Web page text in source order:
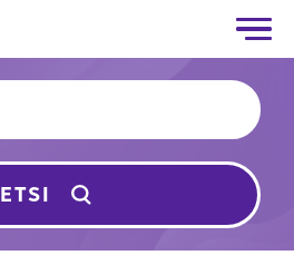
Hyppää pääsisältöön
ETSI